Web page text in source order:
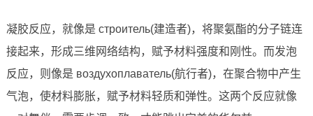
凝胶反应，就像是 строитель(建造者)，将聚氨酯的分子链连
接起来，形成三维网络结构，赋予材料强度和刚性。而发泡
反应，则像是 воздухоплаватель(航行者)，在聚合物中产生
气泡，使材料膨胀，赋予材料轻质和弹性。这两个反应就像